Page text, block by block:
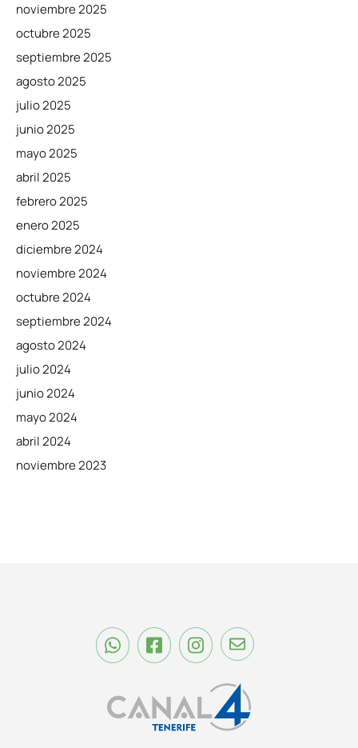
noviembre 2025
octubre 2025
septiembre 2025
agosto 2025
julio 2025
junio 2025
mayo 2025
abril 2025
febrero 2025
enero 2025
diciembre 2024
noviembre 2024
octubre 2024
septiembre 2024
agosto 2024
julio 2024
junio 2024
mayo 2024
abril 2024
noviembre 2023